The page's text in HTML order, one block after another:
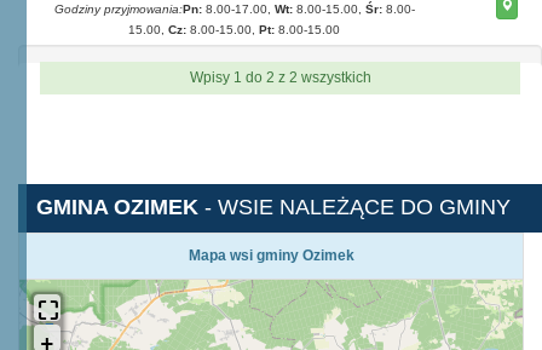
Godziny przyjmowania:Pn:8.00-17.00, Wt:8.00-15.00, Śr:8.00-
15.00, Cz: 8.00-15.00, Pt: 8.00-15.00
Wpisy 1 do 2 z 2 wszystkich
GMINA OZIMEK - WSIE NALEŻĄCE DO GMINY
Mapa wsi gminy Ozimek